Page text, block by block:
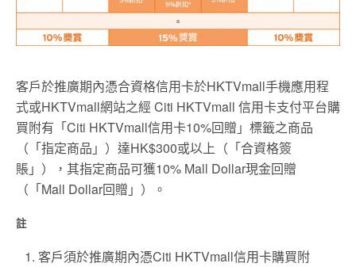
客戶於推廣期內憑合資格信用卡於HKTVmall手機應用程
式或HKTVmall網站之經 Citi HKTVmall 信用卡支付平台購
買附有「Citi HKTVmall信用卡10%回贈」標籤之商品
（「指定商品」）達HK$300或以上（「合資格簽
賬」），其指定商品可獲10% Mall Dollar現金回贈
（「Mall Dollar回贈」）。
註
客戶須於推廣期內憑Citi HKTVmall信用卡購買附